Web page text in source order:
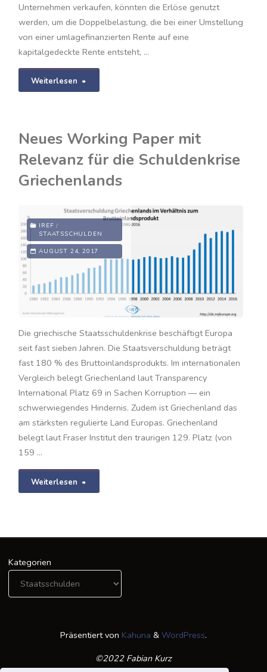
Unternehmen verkaufen, könnten die Erlöse genutzt
werden, um die Doppelbelastung, die bei einer Umstellung
von einer umlagefinanzierten Rente auf eine
kapitalgedeckte Rente entsteht, …
Weiterlesen
die
kapitalgedeckte
Neues Working Paper mit
Relevanz für die Schuldenkrise
Griechenlands
IREF /
STAATSSCHULDEN
AUGUST 24, 2017
Die griechische Staatsschuldenkrise beschäftigt Europa
seit fast sieben Jahren. Die Staatsverschuldung beträgt
fast 180 % des Bruttoinlandsprodukts. Im internationalen
Vergleich belegt Griechenland laut Transparency
International Platz 69 in Sachen Korruption — ein
schwerwiegendes Hindernis. Zudem ist Griechenland das
am stärksten regulierte Land Europas. Griechenland
belegt laut Fraser Institut den traurigen 129. Platz (von
159 …
Weiterlesen
Relevanz
für
Kategorien
Präsentiert von Kahuna & WordPress.
©2022 Fabian Kurz